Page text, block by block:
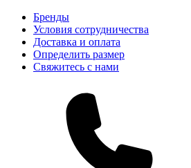
Бренды
Условия сотрудничества
Доставка и оплата
Определить размер
Свяжитесь с нами